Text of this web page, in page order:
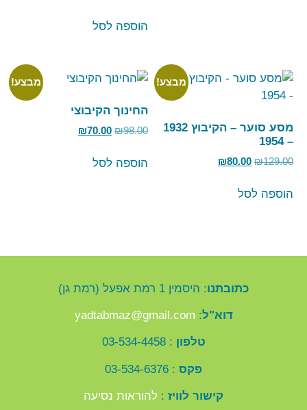
הוספה לסל
מבצע!
מסע סוער – הקיבוץ 1932
– 1954
₪129.00
₪80.00
הוספה לסל
מבצע!
החינוך הקיבוצי
₪98.00
₪70.00
הוספה לסל
כתובתנו: היסמין 1 רמת אפעל (רמת גן)
דוא"ל:
טלפון : 03-534-4458
פקס : 03-534-6376
קישור לוויז : להוראות נסיעה